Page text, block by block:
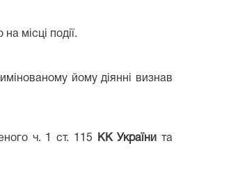
місці події.
йому діянні визнав
ч. 1 ст. 115 КК України та